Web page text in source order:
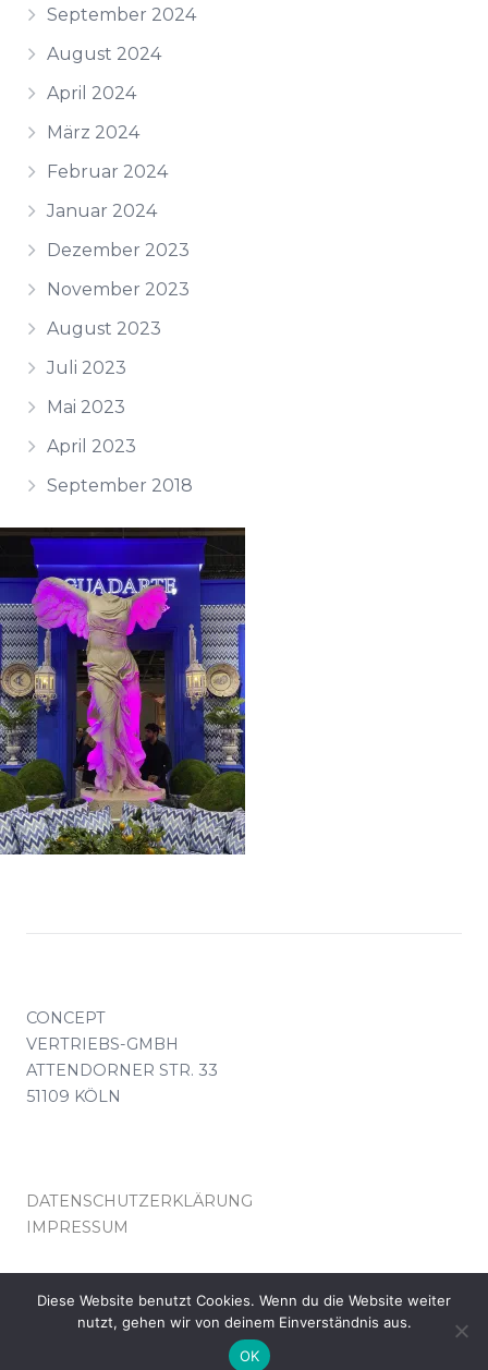
September 2024
August 2024
April 2024
März 2024
Februar 2024
Januar 2024
Dezember 2023
November 2023
August 2023
Juli 2023
Mai 2023
April 2023
September 2018
CONCEPT
VERTRIEBS-GMBH
ATTENDORNER STR. 33
51109 KÖLN
DATENSCHUTZERKLÄRUNG
IMPRESSUM
© COPYRIGHT CONCEPT VERTRIEB KÖLN
Diese Website benutzt Cookies. Wenn du die Website weiter
nutzt, gehen wir von deinem Einverständnis aus.
OK